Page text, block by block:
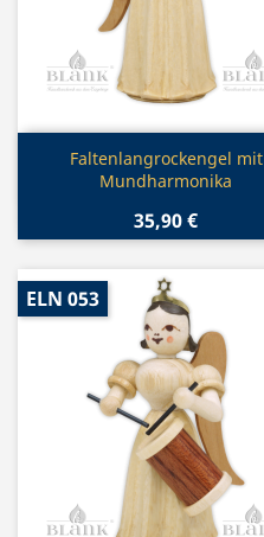
Vorschau
Faltenlangrockengel mit
Mundharmonika
35,90 €
ELN 053